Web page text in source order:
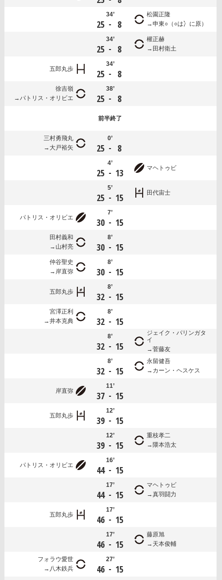
34’
25 - 8
松園正隆
申東○（○は冫に原）
34’
25 - 8
權正赫
田村衛土
五郎丸歩
34’
25 - 8
徐吉嶺
パトリス・オリビエ
38’
25 - 8
前半終了
三村勇飛丸
大戸裕矢
0’
25 - 8
4’
25 - 13 マヘトゥビ
5’
25 - 15 田代宙士
パトリス・オリビエ
7’
30 - 15
田村義和
山村亮
8’
30 - 15
仲谷聖史
岸直弥
8’
30 - 15
五郎丸歩
8’
32 - 15
宮澤正利
井本克典
8’
32 - 15
8’
32 - 15
ジェイク・パリンガタ
イ
菅藤友
8’
32 - 15
永留健吾
カーン・ヘスケス
岸直弥
11’
37 - 15
五郎丸歩
12’
39 - 15
12’
39 - 15
重枝孝二
隈本浩太
パトリス・オリビエ
16’
44 - 15
17’
44 - 15
マヘトゥビ
真羽闘力
五郎丸歩
17’
46 - 15
17’
46 - 15
藤原旭
天本俊輔
フォラウ愛世
八木鉄兵
27’
46 - 15